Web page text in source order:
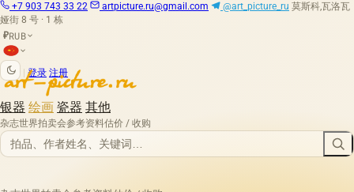
+7 903 743 33 22 artpicture.ru@gmail.com @art_picture_ru 莫斯科,瓦洛瓦
娅街 8 号 · 1 栋
₽RUB
登录 注册
银器 绘画 瓷器 其他
杂志世界拍卖会参考资料估价 / 收购